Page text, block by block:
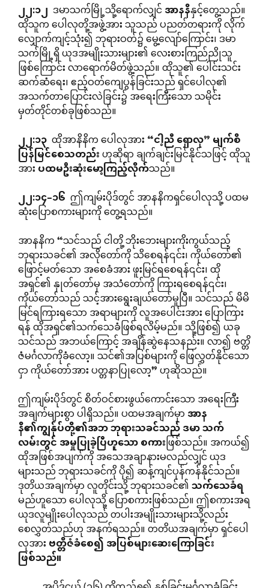
၂၂:၁၂ ဒမာသက်မြို့သို့ရောက်လျှင်အာနနိနှင့်တွေ့သည်။
ထိုသူက ပေါလုတို့အဖွဲ့အား သူသည် ပညတ်တရားကို လိုက်
လျှောက်ကျင့်သုံး၍ ဘုရားဝတ်၌ မွေ့လျော်ကြောင်း၊ ဒမာ
သက်မြို့ရှိ ယုဒအမျိုးသားများ၏ လေးစားကြည်ညိုသူ
ဖြစ်ကြောင်း လာရောက်မိတ်ဖွဲ့သည်။ ထိုသူ၏ ပေါင်းသင်း
ဆက်ဆံရေး၊ ဧည့်ဝတ်ကျေပွန်ခြင်းသည် ရှင်ပေါလု၏
အသက်တာပြောင်းလဲခြင်း၌ အရေးကြီးသော သမိုင်း
မှတ်တိုင်တစ်ခုဖြစ်သည်။
၂၂:၁၃ ထိုအာနိနိက ပေါလုအား“ငါ့ညီရှောလု”မျက်စိ
ပြန်မြင်စေသတည်းဟုဆိုရာ ချက်ချင်းမြင်နိုင်သဖြင့် ထိုသူ
အားပထမဦးဆုံးမော့ကြည့်လိုက်သည်။
၂၂:၁၄–၁၆ ဤကျမ်းပိုဒ်တွင် အာနနိကရှင်ပေါလုသို့ ပထမ
ဆုံးပြောစကားများကို တွေ့ရသည်။
အာနနိက “သင်သည် ငါတို့ ဘိုးဘေးများကိုးကွယ်သည့်
ဘုရားသခင်၏ အလိုတော်ကို သိစေရန်၎င်း၊ ကိုယ်တော်၏
ဖြောင့်မတ်သော အစေခံအား ဖူးမြင်ရစေရန်၎င်း၊ ထို
အရှင်၏ နှုတ်တော်မှ အသံတော်ကို ကြားရစေရန်၎င်း၊
ကိုယ်တော်သည် သင့်အားရွေးချယ်တော်မူပြီ။ သင်သည် မိမိ
မြင်ရကြားရသော အရာများကို လူအပေါင်းအား ပြောကြား
ရန် ထိုအရှင်၏သက်သေခံဖြစ်ရလိမ့်မည်။ သို့ဖြစ်၍ ယခု
သင်သည် အဘယ်ကြောင့် အချိန်ဆွဲနေသနည်း။ လာ၍ ဗတ္တိ
ဇံမင်္ဂလာကိုခံလော့။ သင်၏အပြစ်များကို ဖြေလွှတ်နိုင်သော
ငှာ ကိုယ်တော်အား ပတ္တနာပြုလော့” ဟုဆိုသည်။
ဤကျမ်းပိုဒ်တွင် စိတ်ဝင်စားဖွယ်ကောင်းသော အရေးကြီး
အချက်များစွာ ပါရှိသည်။ ပထမအချက်မှာအာန
နိ၏ကျွန်ုပ်တို့၏အဘဘုရားသခင်သည်ဒမာသက်
လမ်းတွင်အမှုပြုခဲ့ပြီဟူသောစကားဖြစ်သည်။ အကယ်၍
ထိုအဖြစ်အပျက်ကို အသေအချာနားမလည်လျှင် ယုဒ
များသည် ဘုရားသခင်ကို ပို၍ ဆန့်ကျင်ပုန်ကန်နိုင်သည်။
ဒုတိယအချက်မှာ လူတိုင်းသို့ ဘုရားသခင်၏သက်သေခံရ
မည်ဟူသော ပေါလုသို့ ပြောစကားဖြစ်သည်။ ဤစကားအရ
ယုဒလူမျိုးပေါလုသည် တပါးအမျိုးသားများသို့လည်း
စေလွှတ်သည်ဟု အနက်ရသည်။ တတိယအချက်မှာ ရှင်ပေါ
လုအားဗတ္တိဇံခံစေ၍အပြစ်များဆေးကြောခြင်း
ဖြစ်သည်။